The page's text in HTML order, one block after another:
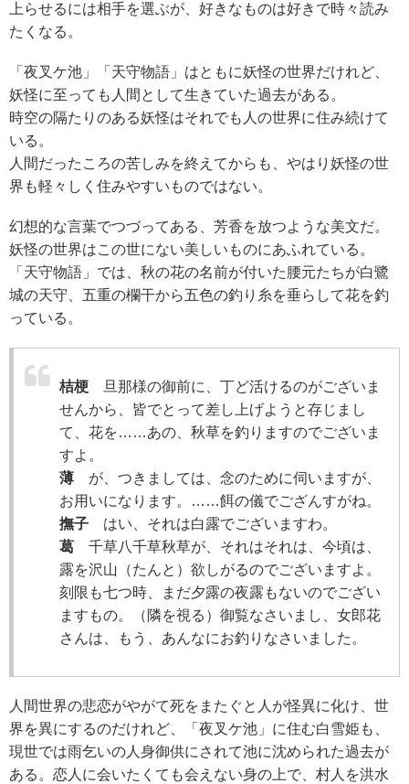
上らせるには相手を選ぶが、好きなものは好きで時々読み
たくなる。
「夜叉ケ池」「天守物語」はともに妖怪の世界だけれど、
妖怪に至っても人間として生きていた過去がある。
時空の隔たりのある妖怪はそれでも人の世界に住み続けて
いる。
人間だったころの苦しみを終えてからも、やはり妖怪の世
界も軽々しく住みやすいものではない。
幻想的な言葉でつづってある、芳香を放つような美文だ。
妖怪の世界はこの世にない美しいものにあふれている。
「天守物語」では、秋の花の名前が付いた腰元たちが白鷺
城の天守、五重の欄干から五色の釣り糸を垂らして花を釣
っている。
桔梗 旦那様の御前に、丁ど活けるのがございま
せんから、皆でとって差し上げようと存じまし
て、花を……あの、秋草を釣りますのでございま
すよ。
薄 が、つきましては、念のために伺いますが、
お用いになります。……餌の儀でござんすがね。
撫子 はい、それは白露でございますわ。
葛 千草八千草秋草が、それはそれは、今頃は、
露を沢山（たんと）欲しがるのでございますよ。
刻限も七つ時、まだ夕露の夜露もないのでござい
ますもの。（隣を視る）御覧なさいまし、女郎花
さんは、もう、あんなにお釣りなさいました。
人間世界の悲恋がやがて死をまたぐと人が怪異に化け、世
界を異にするのだけれど、「夜叉ケ池」に住む白雪姫も、
現世では雨乞いの人身御供にされて池に沈められた過去が
ある。恋人に会いたくても会えない身の上で、村人を洪水